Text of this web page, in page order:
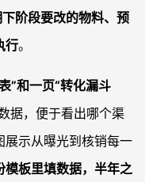
阶段要改的物料、预
行。
”和一页“转化漏斗
据，便于看出哪个渠
展示从曝光到核销每一
模板里填数据，半年之